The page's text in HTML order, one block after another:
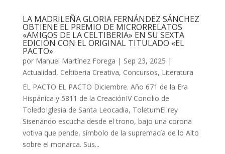
LA MADRILEÑA GLORIA FERNÁNDEZ SÁNCHEZ
OBTIENE EL PREMIO DE MICRORRELATOS
«AMIGOS DE LA CELTIBERIA» EN SU SEXTA
EDICIÓN CON EL ORIGINAL TITULADO «EL
PACTO»
por Manuel Martínez Forega | Sep 23, 2025 |
Actualidad, Celtiberia Creativa, Concursos, Literatura
EL PACTO EL PACTO Diciembre. Año 671 de la Era
Hispánica y 5811 de la CreaciónIV Concilio de
ToledoIglesia de Santa Leocadia, ToletumEl rey
Sisenando escucha desde el trono, bajo una corona
votiva que pende, símbolo de la supremacía de lo Alto
sobre el monarca. Sus...